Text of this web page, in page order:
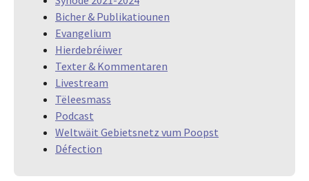
Bicher & Publikatiounen
Evangelium
Hierdebréiwer
Texter & Kommentaren
Livestream
Tëleesmass
Podcast
Weltwäit Gebietsnetz vum Poopst
Défection